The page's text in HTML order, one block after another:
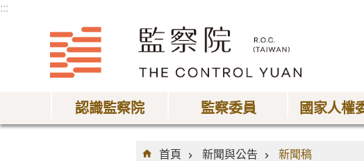
:::
認識監察院 監察委員 國家人權
:::
首頁
新聞與公告 新聞稿